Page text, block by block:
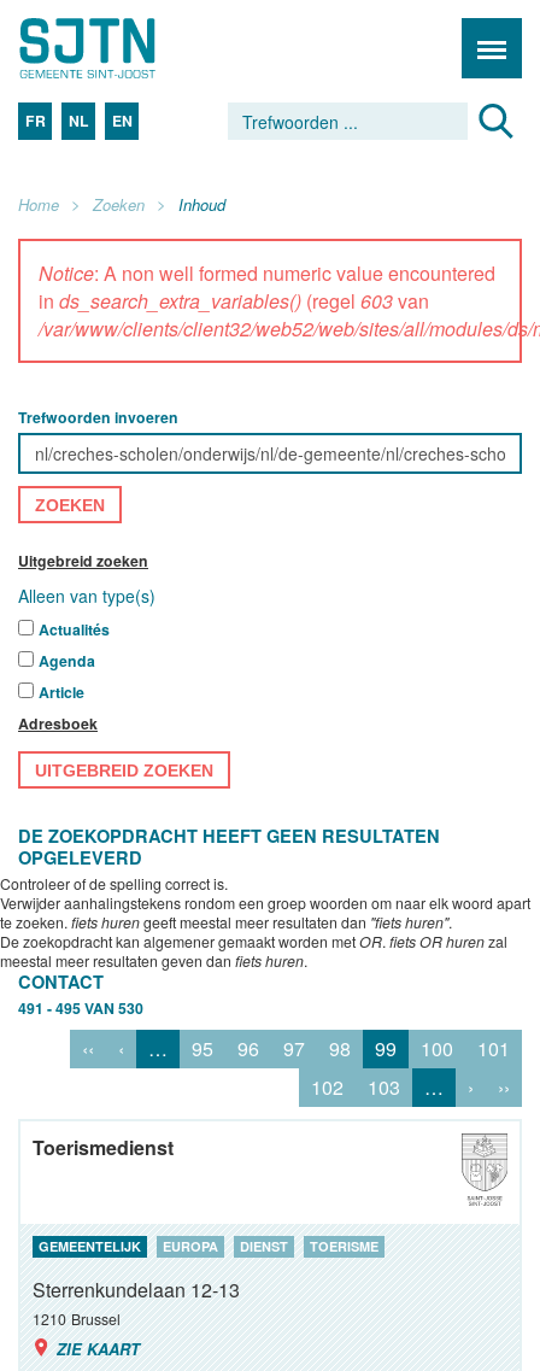
FR NL EN
Home Zoeken Inhoud
Notice: A non well formed numeric value encountered
in ds_search_extra_variables() (regel 603van
/var/www/clients/client32/web52/web/sites/all/modules/
Trefwoorden invoeren
ZOEKEN
Uitgebreid zoeken
Alleen van type(s)
Actualités
Agenda
Article
Adresboek
UITGEBREID ZOEKEN
DE ZOEKOPDRACHT HEEFT GEEN RESULTATEN
OPGELEVERD
Controleer of de spelling correct is.
Verwijder aanhalingstekens rondom een groep woorden om naar elk woord apart
te zoeken. fiets hurengeeft meestal meer resultaten dan "fiets huren".
De zoekopdracht kan algemener gemaakt worden metOR. fiets OR hurenzal
meestal meer resultaten geven dan fiets huren.
CONTACT
491 - 495 VAN 530
‹‹ ‹ … 95 96 97 98 99 100
101
102
103 … › ››
Toerismedienst
GEMEENTELIJK EUROPA DIENST TOERISME
Sterrenkundelaan 12-13
1210 Brussel
ZIE KAART